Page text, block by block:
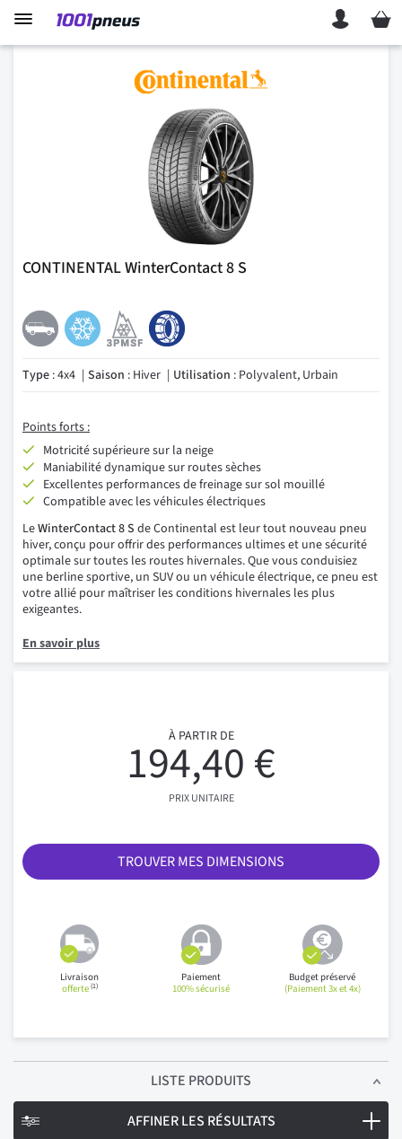
Mon
CONTINENTAL WinterContact 8 S
Type : 4x4 Saison : Hiver Utilisation : Polyvalent, Urbain
Points forts :
Motricité supérieure sur la neige
Maniabilité dynamique sur routes sèches
Excellentes performances de freinage sur sol mouillé
Compatible avec les véhicules électriques
LeWinterContact 8 S de Continental est leur tout nouveau pneu
hiver, conçu pour offrir des performances ultimes et une sécurité
optimale sur toutes les routes hivernales. Que vous conduisiez
une berline sportive, un SUV ou un véhicule électrique, ce pneu est
votre allié pour maîtriser les conditions hivernales les plus
exigeantes.
En savoir plus
À PARTIR DE
194,40 €
PRIX UNITAIRE
TROUVER MES DIMENSIONS
Livraison
offerte(1)
Paiement
100% sécurisé
Budget préservé
(Paiement 3x et 4x)
LISTE PRODUITS
AFFINER LES RÉSULTATS